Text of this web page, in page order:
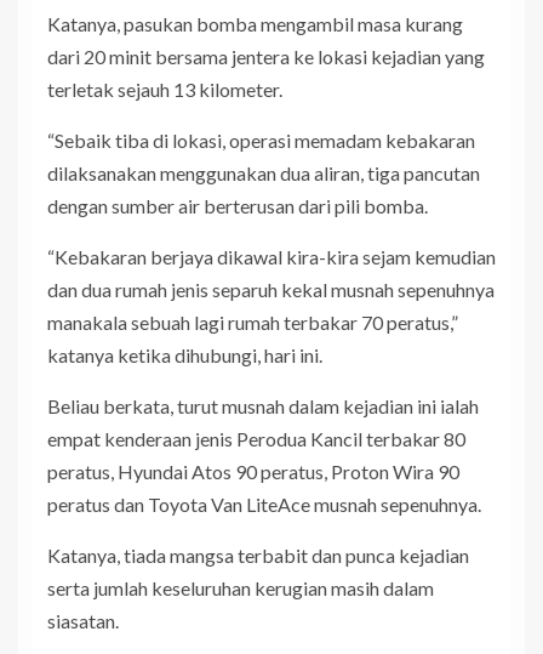
Katanya, pasukan bomba mengambil masa kurang
dari 20 minit bersama jentera ke lokasi kejadian yang
terletak sejauh 13 kilometer.
“Sebaik tiba di lokasi, operasi memadam kebakaran
dilaksanakan menggunakan dua aliran, tiga pancutan
dengan sumber air berterusan dari pili bomba.
“Kebakaran berjaya dikawal kira-kira sejam kemudian
dan dua rumah jenis separuh kekal musnah sepenuhnya
manakala sebuah lagi rumah terbakar 70 peratus,”
katanya ketika dihubungi, hari ini.
Beliau berkata, turut musnah dalam kejadian ini ialah
empat kenderaan jenis Perodua Kancil terbakar 80
peratus, Hyundai Atos 90 peratus, Proton Wira 90
peratus dan Toyota Van LiteAce musnah sepenuhnya.
Katanya, tiada mangsa terbabit dan punca kejadian
serta jumlah keseluruhan kerugian masih dalam
siasatan.